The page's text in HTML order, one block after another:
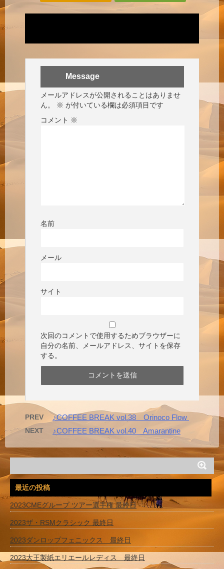
Message
メールアドレスが公開されることはありませ
ん。
※ が付いている欄は必須項目です
コメント ※
名前
メール
サイト
次回のコメントで使用するためブラウザーに
自分の名前、メールアドレス、サイトを保存
する。
PREV ♪COFFEE BREAK vol.38 Orinoco Flow
NEXT ♪COFFEE BREAK vol.40 Amarantine
最近の投稿
2023CMEグループ ツアー選手権 最終日
2023ザ・RSMクラシック 最終日
2023ダンロップフェニックス 最終日
2023大王製紙エリエールレディス 最終日